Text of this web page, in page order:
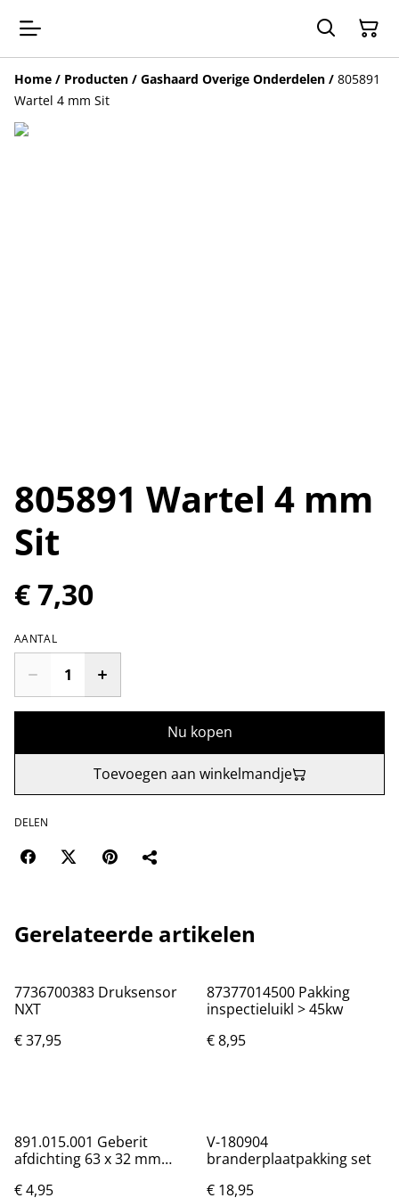
Home / Producten / Gashaard Overige Onderdelen / 805891
Wartel 4 mm Sit
805891 Wartel 4 mm
Sit
€ 7,30
AANTAL
Nu kopen
Toevoegen aan winkelmandje
DELEN
Gerelateerde artikelen
7736700383 Druksensor
NXT
€ 37,95
87377014500 Pakking
inspectieluikl > 45kw
€ 8,95
891.015.001 Geberit
afdichting 63 x 32 mm
€ 4,95
V-180904
branderplaatpakking set
€ 18,95